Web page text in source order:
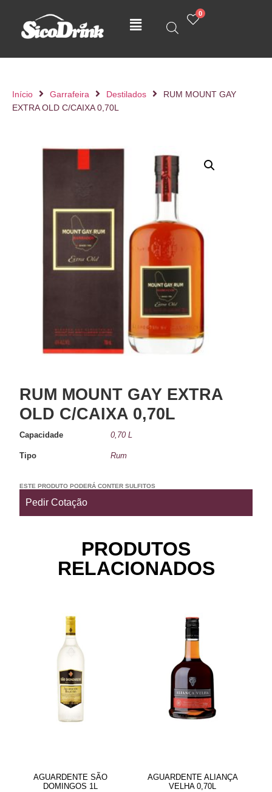
0
Início Garrafeira Destilados
RUM MOUNT GAY
EXTRA OLD C/CAIXA 0,70L
RUM MOUNT GAY EXTRA
OLD C/CAIXA 0,70L
Capacidade 0,70 L
Tipo Rum
ESTE PRODUTO PODERÁ CONTER SULFITOS
Pedir Cotação
PRODUTOS
RELACIONADOS
AGUARDENTE SÃO
DOMINGOS 1L
AGUARDENTE ALIANÇA
VELHA 0,70L